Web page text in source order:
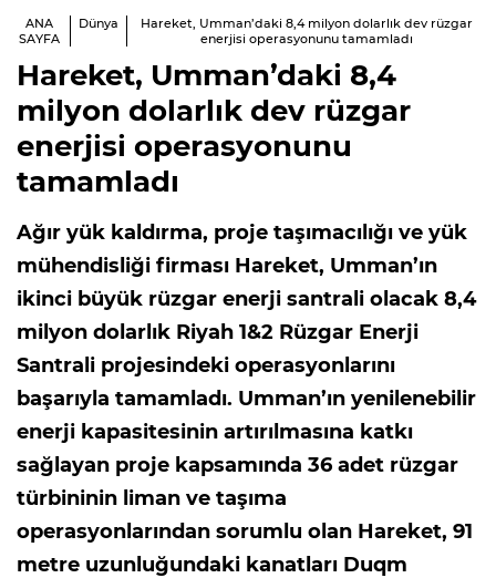
ANA
SAYFA
Dünya
Hareket, Umman’daki 8,4 milyon dolarlık dev rüzgar
enerjisi operasyonunu tamamladı
Hareket, Umman’daki 8,4
milyon dolarlık dev rüzgar
enerjisi operasyonunu
tamamladı
Ağır yük kaldırma, proje taşımacılığı ve yük
mühendisliği firması Hareket, Umman’ın
ikinci büyük rüzgar enerji santrali olacak 8,4
milyon dolarlık Riyah 1&2 Rüzgar Enerji
Santrali projesindeki operasyonlarını
başarıyla tamamladı. Umman’ın yenilenebilir
enerji kapasitesinin artırılmasına katkı
sağlayan proje kapsamında 36 adet rüzgar
türbininin liman ve taşıma
operasyonlarından sorumlu olan Hareket, 91
metre uzunluğundaki kanatları Duqm